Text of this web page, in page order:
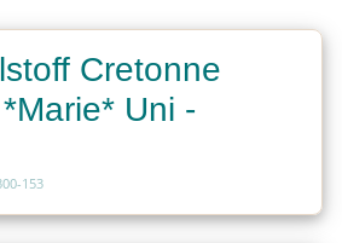
Cretonne
Uni -
153